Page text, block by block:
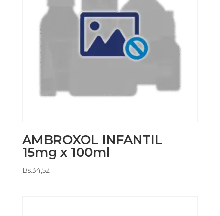
AMBROXOL INFANTIL
15mg x 100ml
Bs.34,52